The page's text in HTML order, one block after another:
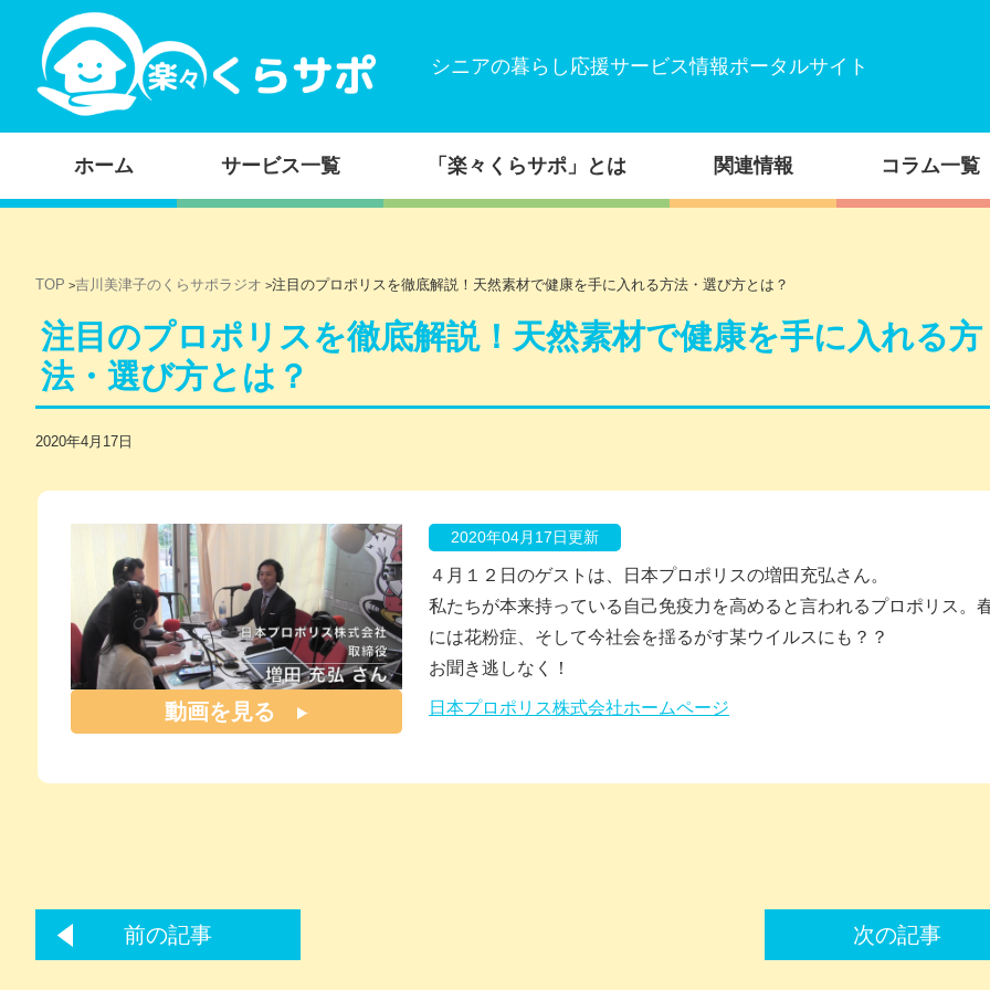
シニアの暮らし応援サービス情報ポータルサイト
コンテンツに移動
ホーム サービス一覧 「楽々くらサポ」とは 関連情報 コラム一覧
TOP >吉川美津子のくらサポラジオ >注目のプロポリスを徹底解説！天然素材で健康を手に入れる方法・選び方とは？
注目のプロポリスを徹底解説！天然素材で健康を手に入れる方
法・選び方とは？
2020年4月17日
動画を見る
2020年04月17日更新
４月１２日のゲストは、日本プロポリスの増田充弘さん。
私たちが本来持っている自己免疫力を高めると言われるプロポリス。
には花粉症、そして今社会を揺るがす某ウイルスにも？？
お聞き逃しなく！
日本プロポリス株式会社ホームページ
前の記事 次の記事